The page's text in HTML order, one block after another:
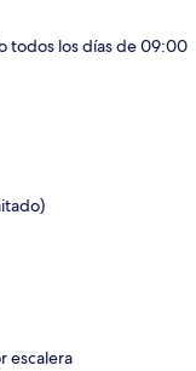
todos los días de 09:00
escalera